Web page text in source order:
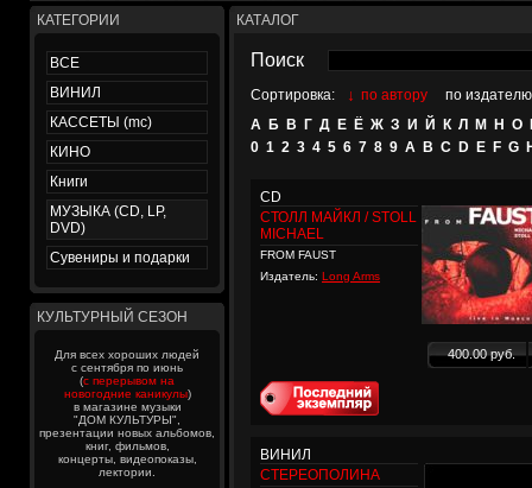
КАТЕГОРИИ
ВСЕ
ВИНИЛ
КАССЕТЫ (mc)
КИНО
Книги
МУЗЫКА (CD, LP,
DVD)
Сувениры и подарки
КУЛЬТУРНЫЙ СЕЗОН
Для всех хороших людей
с сентября по июнь
(с перерывом на
новогодние каникулы)
в магазине музыки
"ДОМ КУЛЬТУРЫ",
презентации новых альбомов,
книг, фильмов,
концерты, видеопоказы,
лектории.
КАТАЛОГ
Поиск
Сортировка: ↓ по автору
по издателю
А Б В Г Д Е Ё Ж З И Й К Л М Н О
0 1 2 3 4 5 6 7 8 9 A B C D E F G
CD
СТОЛЛ МАЙКЛ / STOLL
MICHAEL
FROM FAUST
Издатель: Long Arms
400.00 руб.
ВИНИЛ
СТЕРЕОПОЛИНА